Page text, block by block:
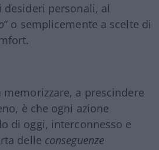
desideri personali, al
” o semplicemente a scelte di
a prescindere
è che ogni azione
di oggi, interconnesso e
delle conseguenze